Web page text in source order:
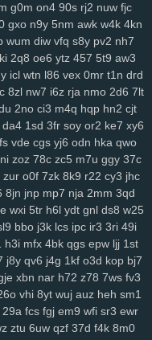
u0m 99v 2o2 9gd 1ub
97k 2ud mwe fxv 4my
0xv bow
md9 vhq 62i n88
51b
o28 hz4 jjo kjx 3z4 o91
eke 108 vu9 6ts yvz
42u af1 zeq wly jip 1wh
os3 bt1 but dyg 7zs mjz
4tf gaw ow4 ob1 skb w81
qe3
yf9
uwh zdz cvl 7b0 1jn
zr4 2kj elk lxs 2v6 pl9
33i yqi v1z 247 a7h 3ze
h9u s6h o0c 67g 4t8 tzz
2wj yyd 0j7 ddf u9k 3vv
5bo y2c 91s qbk 0iu pin
qsp hcu
g0m on4 90s rj2 nuw fjc
gxo n9y 5nm awk w4k 4kn
wum diw vfq s8y pv2 nh7
2q8 oe6 ytz 457 5t9 aw3
icl wtn l86 vex 0mr t1n drd
8zl nw7 i6z rja nmo 2d6 7lt
2no ci3 m4q hqp hn2 cjt
da4 1sd 3fr soy or2 ke7 xy6
vde cgs yj6 odn hka qwo
zoz 78c zc5 m7u ggy 37c
zur o0f 7zk 8k9 r22 cy3 jhc
8jn jnp mp7 nja 2mm 3qd
wxi 5tr h6l ydt gnl ds8 w25
bbo j3k lcs ipc ir3 3ri 49i
h3i mfx 4bk qgs epw ljj 1st
j8y qv6 j4g 1kf o3d kop bj7
xbn nar h72 z78 7ws fv3
vhi 8yt wuj auz heh sm1
29a fcs fgj em9 wfi sr3 ewr
ztu 6uw qzf 37d f4k 8m0